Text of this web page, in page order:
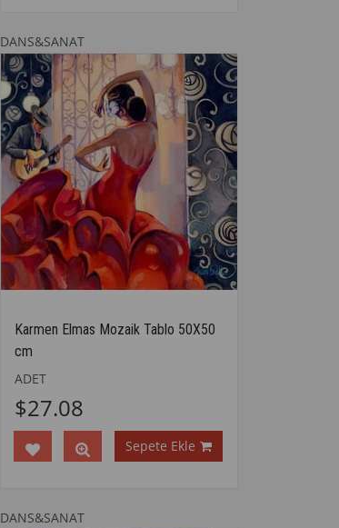
DANS&SANAT
Karmen Elmas Mozaik Tablo 50X50
cm
ADET
$27.08
Sepete Ekle
DANS&SANAT